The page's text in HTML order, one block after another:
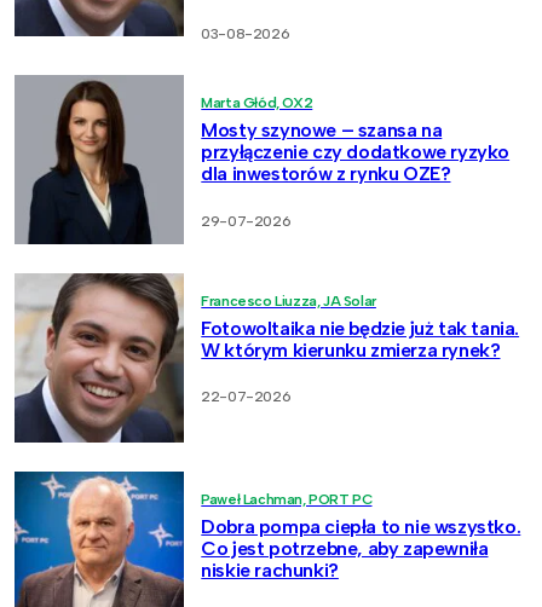
03-08-2026
Marta Głód, OX2
Mosty szynowe – szansa na
przyłączenie czy dodatkowe ryzyko
dla inwestorów z rynku OZE?
29-07-2026
Francesco Liuzza, JA Solar
Fotowoltaika nie będzie już tak tania.
W którym kierunku zmierza rynek?
22-07-2026
Paweł Lachman, PORT PC
Dobra pompa ciepła to nie wszystko.
Co jest potrzebne, aby zapewniła
niskie rachunki?